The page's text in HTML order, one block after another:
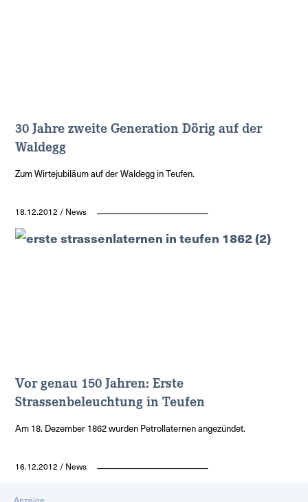
30 Jahre zweite Generation Dörig auf der
Waldegg
Zum Wirtejubiläum auf der Waldegg in Teufen.
18.12.2012 / News
Vor genau 150 Jahren: Erste
Strassenbeleuchtung in Teufen
Am 18. Dezember 1862 wurden Petrollaternen angezündet.
16.12.2012 / News